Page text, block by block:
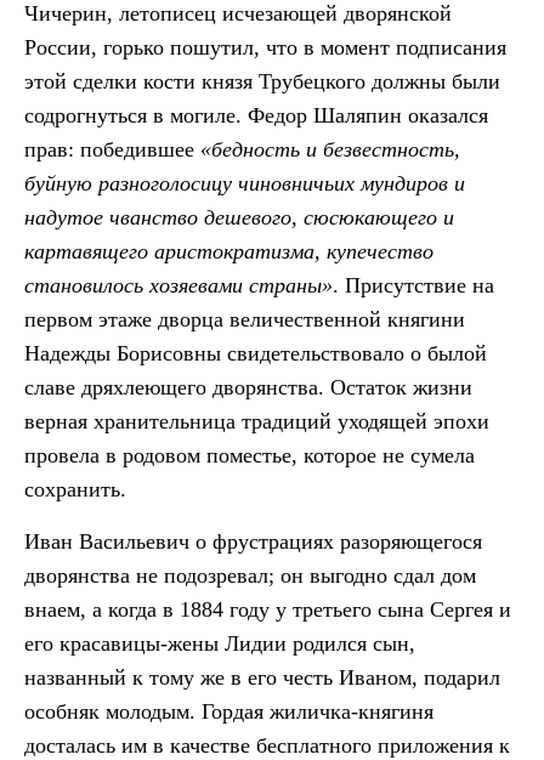
Чичерин, летописец исчезающей дворянской
России, горько пошутил, что в момент подписания
этой сделки кости князя Трубецкого должны были
содрогнуться в могиле. Федор Шаляпин оказался
прав: победившее «бедность и безвестность,
буйную разноголосицу чиновничьих мундиров и
надутое чванство дешевого, сюсюкающего и
картавящего аристократизма, купечество
становилось хозяевами страны». Присутствие на
первом этаже дворца величественной княгини
Надежды Борисовны свидетельствовало о былой
славе дряхлеющего дворянства. Остаток жизни
верная хранительница традиций уходящей эпохи
провела в родовом поместье, которое не сумела
сохранить.
Иван Васильевич о фрустрациях разоряющегося
дворянства не подозревал; он выгодно сдал дом
внаем, а когда в 1884 году у третьего сына Сергея и
его красавицы-жены Лидии родился сын,
названный к тому же в его честь Иваном, подарил
особняк молодым. Гордая жиличка-княгиня
досталась им в качестве бесплатного приложения к